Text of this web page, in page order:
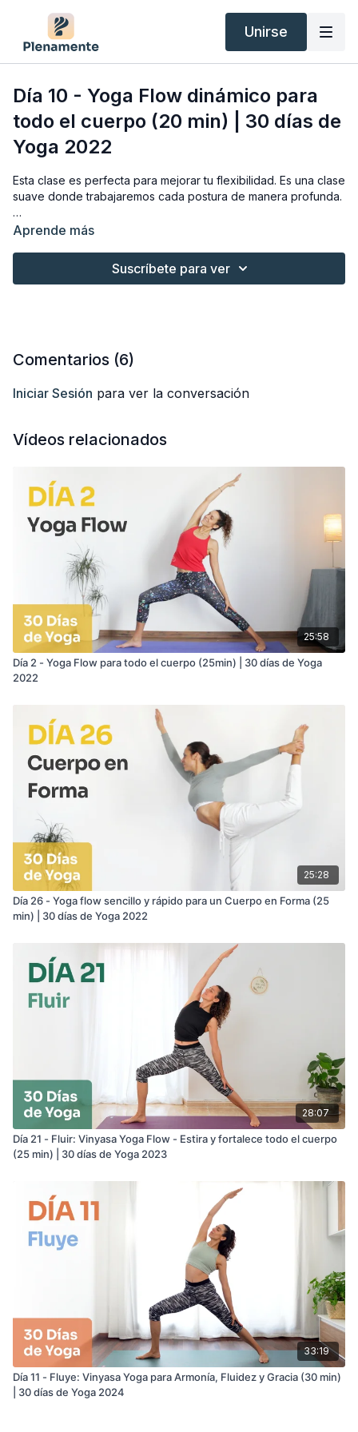
Unirse
Día 10 - Yoga Flow dinámico para
todo el cuerpo (20 min) | 30 días de
Yoga 2022
Esta clase es perfecta para mejorar tu flexibilidad. Es una clase
suave donde trabajaremos cada postura de manera profunda.
Relajarnos en las posturas es clave para mejorar nuestra
piernas y caderas que suelen estar muy acortadas por nuestro
Aprende más
Suscríbete para ver
Comentarios (6)
Iniciar Sesión para ver la conversación
Vídeos relacionados
25:58
Día 2 - Yoga Flow para todo el cuerpo (25min) | 30 días de Yoga
2022
25:28
Día 26 - Yoga flow sencillo y rápido para un Cuerpo en Forma (25
min) | 30 días de Yoga 2022
28:07
Día 21 - Fluir: Vinyasa Yoga Flow - Estira y fortalece todo el cuerpo
(25 min) | 30 días de Yoga 2023
33:19
Día 11 - Fluye: Vinyasa Yoga para Armonía, Fluidez y Gracia (30 min)
| 30 días de Yoga 2024